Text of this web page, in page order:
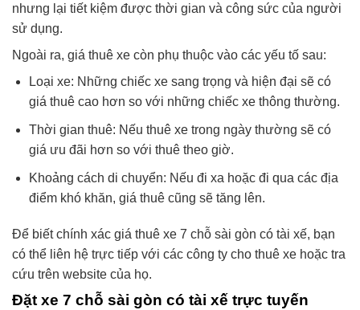
nhưng lại tiết kiệm được thời gian và công sức của người
sử dụng.
Ngoài ra, giá thuê xe còn phụ thuộc vào các yếu tố sau:
Loại xe: Những chiếc xe sang trọng và hiện đại sẽ có
giá thuê cao hơn so với những chiếc xe thông thường.
Thời gian thuê: Nếu thuê xe trong ngày thường sẽ có
giá ưu đãi hơn so với thuê theo giờ.
Khoảng cách di chuyển: Nếu đi xa hoặc đi qua các địa
điểm khó khăn, giá thuê cũng sẽ tăng lên.
Để biết chính xác giá thuê xe 7 chỗ sài gòn có tài xế, bạn
có thể liên hệ trực tiếp với các công ty cho thuê xe hoặc tra
cứu trên website của họ.
Đặt xe 7 chỗ sài gòn có tài xế trực tuyến